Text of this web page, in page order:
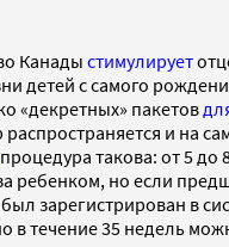
Канады стимулирует
детей с самого
«декретных» пакетов
и на
процедура такова: от 5 до
ребенком, но если
зарегистрирован в
в течение 35 недель